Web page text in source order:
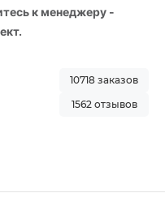
к менеджеру -
10718 заказов
1562 отзывов